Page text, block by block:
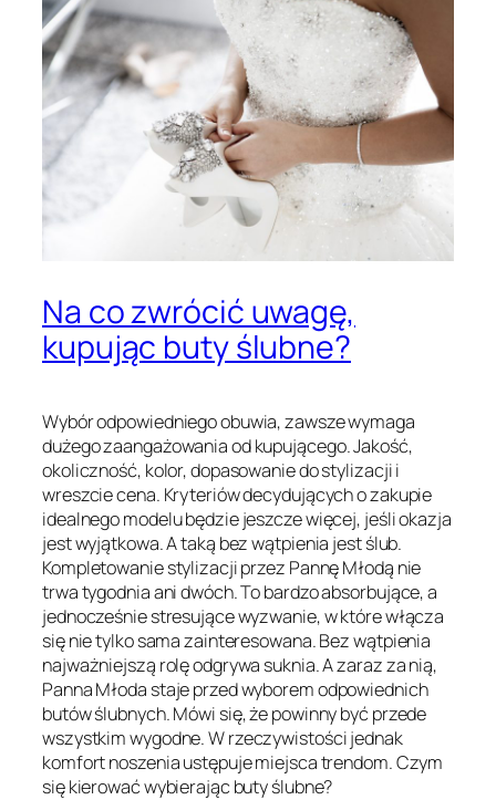
Na co zwrócić uwagę,
kupując buty ślubne?
Wybór odpowiedniego obuwia, zawsze wymaga
dużego zaangażowania od kupującego. Jakość,
okoliczność, kolor, dopasowanie do stylizacji i
wreszcie cena. Kryteriów decydujących o zakupie
idealnego modelu będzie jeszcze więcej, jeśli okazja
jest wyjątkowa. A taką bez wątpienia jest ślub.
Kompletowanie stylizacji przez Pannę Młodą nie
trwa tygodnia ani dwóch. To bardzo absorbujące, a
jednocześnie stresujące wyzwanie, w które włącza
się nie tylko sama zainteresowana. Bez wątpienia
najważniejszą rolę odgrywa suknia. A zaraz za nią,
Panna Młoda staje przed wyborem odpowiednich
butów ślubnych. Mówi się, że powinny być przede
wszystkim wygodne. W rzeczywistości jednak
komfort noszenia ustępuje miejsca trendom. Czym
się kierować wybierając buty ślubne?